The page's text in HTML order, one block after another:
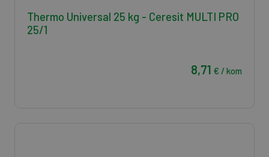
Thermo Universal 25 kg - Ceresit MULTI PRO
25/1
8,71 € / kom